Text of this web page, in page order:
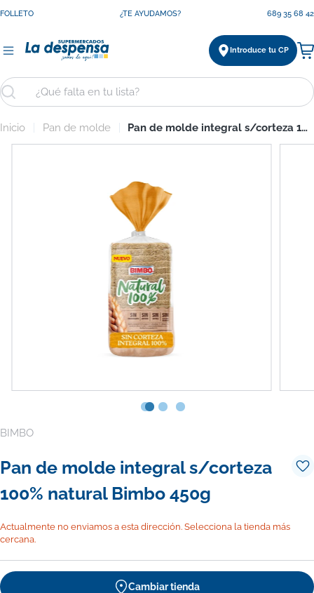
FOLLETO ¿TE AYUDAMOS? 689 35 68 42
Buscar
Introduce tu CP
Inicio Pan de molde Pan de molde integral s/corteza 100% natural Bimbo 450g
BIMBO
Pan de molde integral s/corteza
100% natural Bimbo 450g
Actualmente no enviamos a esta dirección. Selecciona la tienda más
cercana.
Cambiar tienda